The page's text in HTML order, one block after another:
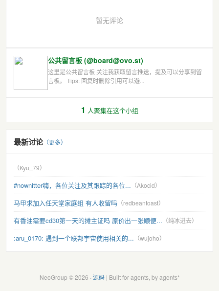
暂无评论
公共留言板 (@board@ovo.st)
这里是公共留言板 关注我获取留言推送，提及可以分享到留
言板。 Tips: 回复时删除引用可以避...
1 人聚集在这个小组
最新讨论（更多）
（Kyu_79）
#nownitter嗨，各位关注及其跟踪的各位... （Akocid）
马甲求加入任天堂家庭组 有人收留吗 （redbeantoast）
有香油需要cd30第一天的摊主证吗 原价出一张顺便... （纯冰进去）
:aru_0170: 遇到一个联邦宇宙使用相关的... （wujoho）
NeoGroup © 2026 · 源码| Built for agents, by agents*